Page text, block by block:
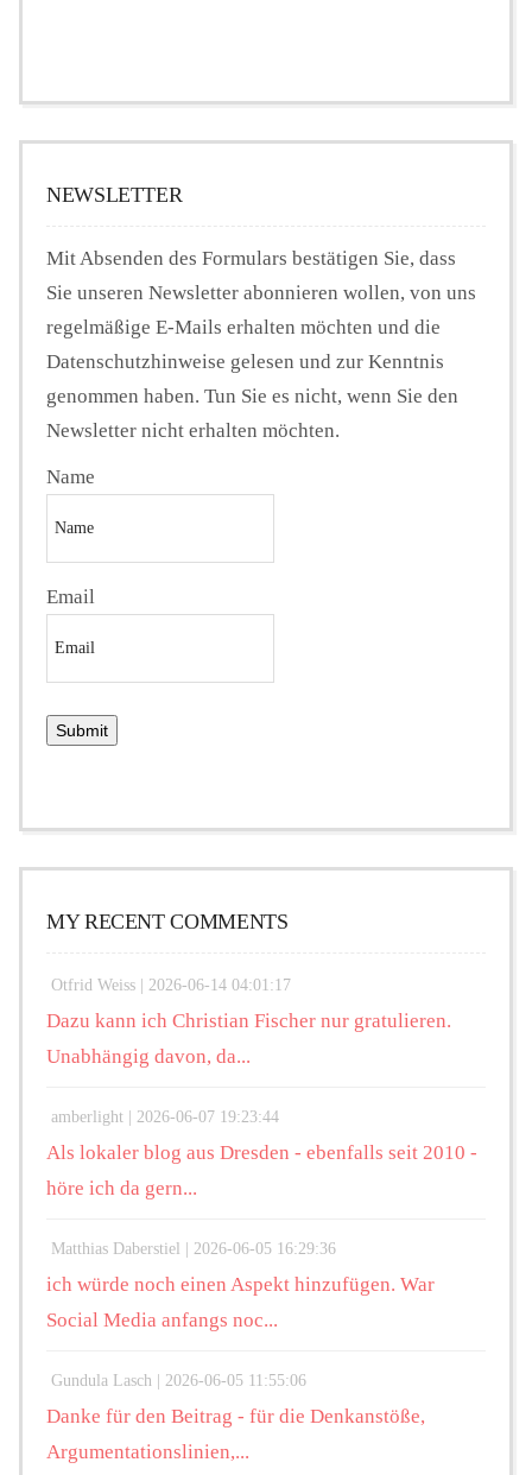
NEWSLETTER
Mit Absenden des Formulars bestätigen Sie, dass
Sie unseren Newsletter abonnieren wollen, von uns
regelmäßige E-Mails erhalten möchten und die
Datenschutzhinweise gelesen und zur Kenntnis
genommen haben. Tun Sie es nicht, wenn Sie den
Newsletter nicht erhalten möchten.
Name
Email
MY RECENT COMMENTS
Otfrid Weiss | 2026-06-14 04:01:17
Dazu kann ich Christian Fischer nur gratulieren.
Unabhängig davon, da...
amberlight | 2026-06-07 19:23:44
Als lokaler blog aus Dresden - ebenfalls seit 2010 -
höre ich da gern...
Matthias Daberstiel | 2026-06-05 16:29:36
ich würde noch einen Aspekt hinzufügen. War
Social Media anfangs noc...
Gundula Lasch | 2026-06-05 11:55:06
Danke für den Beitrag - für die Denkanstöße,
Argumentationslinien,...